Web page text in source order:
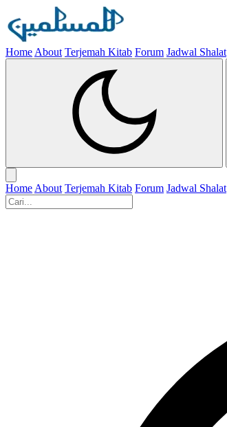
Home About Terjemah Kitab Forum Jadwal Shalat
Home About Terjemah Kitab Forum Jadwal Shalat